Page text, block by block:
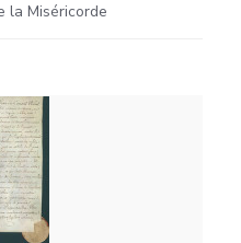
la Miséricorde